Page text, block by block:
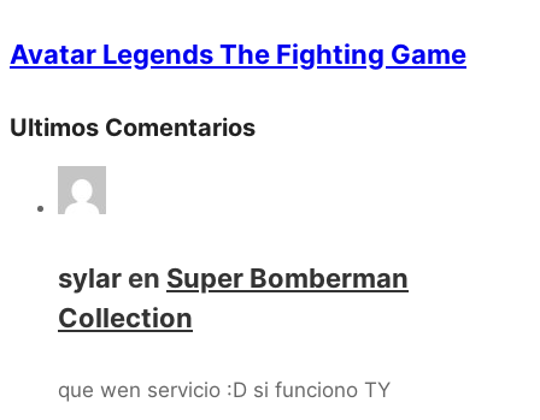
Avatar Legends The Fighting Game
Ultimos Comentarios
sylar en Super Bomberman
Collection
que wen servicio :D si funciono TY